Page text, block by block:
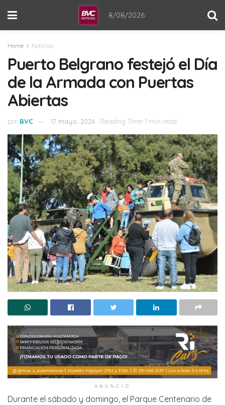
8/08/2026
Home Noticias
Puerto Belgrano festejó el Día
de la Armada con Puertas
Abiertas
por BVC 17 mayo, 2026 Reading Time: 1 min read
ANUNCIO
Durante el sábado y domingo, el Parque Centenario de